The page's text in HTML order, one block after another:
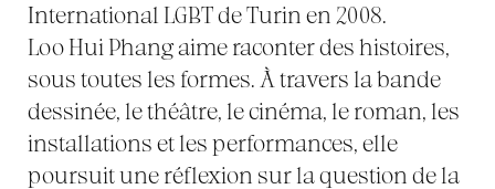
International LGBT de Turin en 2008.
Loo Hui Phang aime raconter des histoires,
sous toutes les formes. À travers la bande
dessinée, le théâtre, le cinéma, le roman, les
installations et les performances, elle
poursuit une réflexion sur la question de la